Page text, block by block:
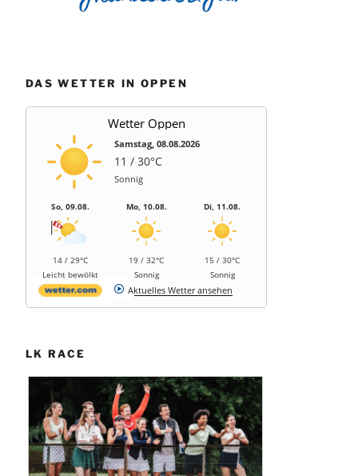
DAS WETTER IN OPPEN
Wetter Oppen
Samstag, 08.08.2026
11 / 30°C
Sonnig
So, 09.08.
14 / 29°C
Leicht bewölkt
Mo, 10.08.
19 / 32°C
Sonnig
Di, 11.08.
15 / 30°C
Sonnig
Aktuelles Wetter ansehen
LK RACE